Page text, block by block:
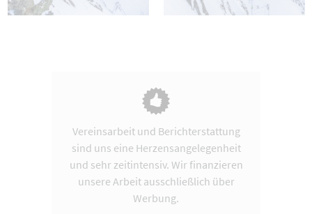
Vereinsarbeit und Berichterstattung
sind uns eine Herzensangelegenheit
und sehr zeitintensiv. Wir finanzieren
unsere Arbeit ausschließlich über
Werbung.